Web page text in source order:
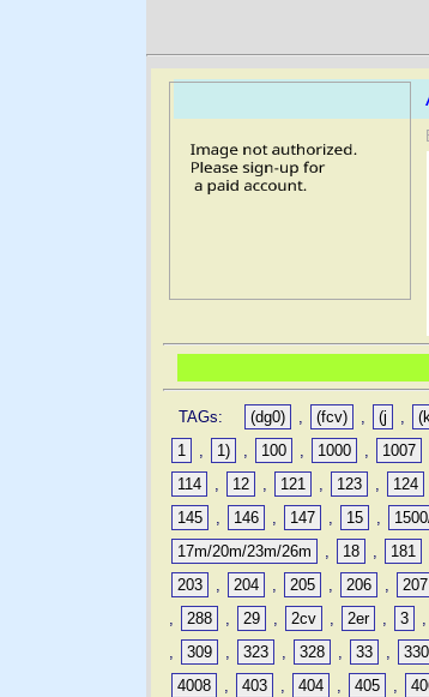
TAGs: (dg0) , (fcv) , (j ,
1
, 1) , 100 , 1000 , 1007
114
, 12 , 121 , 123 , 124
145
, 146 , 147 , 15 ,
17m/20m/23m/26m
, 18 , 181
203
, 204 , 205 , 206 , 207
,
288 , 29 , 2cv , 2er , 3 ,
,
309 , 323 , 328 , 33 , 330
4008
, 403 , 404 , 405 ,